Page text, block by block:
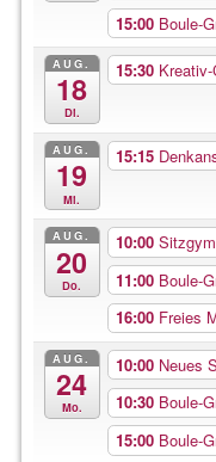
15:00 Boule-
AUG.
18
Di.
15:30
AUG.
19
Mi.
15:15
AUG.
20
Do.
10:00
11:00 Boule-
16:00 Freies
AUG.
24
Mo.
10:00 Neues
10:30 Boule-
15:00 Boule-